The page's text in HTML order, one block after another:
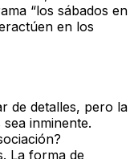
“los sábados en
en los
de detalles, pero la
inminente.
La forma de